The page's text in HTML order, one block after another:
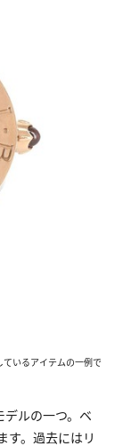
いるアイテムの一例で
デルの一つ。ベ
す。過去にはリ